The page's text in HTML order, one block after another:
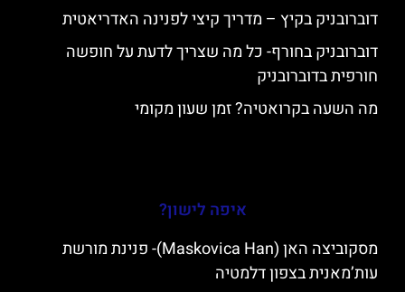
דוברובניק בקיץ – מדריך קיצי לפנינה האדריאטית
דוברובניק בחורף- כל מה שצריך לדעת על חופשה
חורפית בדוברובניק
מה השעה בקרואטיה? זמן שעון מקומי
איפה לישון?
מסקוביצה האן (Maskovica Han)- פנינת מורשת
עות’מאנית בצפון דלמטיה